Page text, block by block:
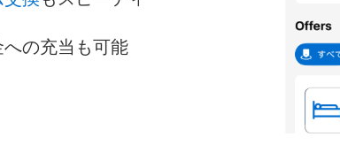
の充当も可能